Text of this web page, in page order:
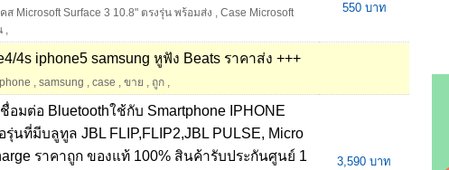
คส Microsoft Surface 3 10.8" ตรงรุ่น พร้อมส่ง , Case Microsoft
,
550 บาท
4s iphone5 samsung หูฟัง Beats ราคาส่ง +++
, samsung , case , ขาย , ถูก ,
อมต่อ Bluetoothใช้กับ Smartphone IPHONE
รุ่นที่มีบลูทูล JBL FLIP,FLIP2,JBL PULSE, Micro
ราคาถูก ของแท้ 100% สินค้ารับประกันศูนย์ 1
3,590 บาท